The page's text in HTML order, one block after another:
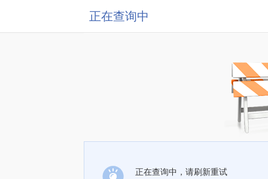
正在查询中
正在查询中，请刷新重试